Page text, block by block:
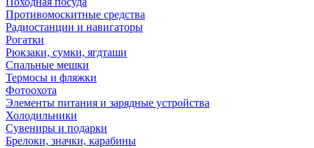
Противомоскитные средства
Радиостанции и навигаторы
Рогатки
Рюкзаки, сумки, ягдташи
Спальные мешки
Термосы и фляжки
Фотоохота
Элементы питания и зарядные устройства
Холодильники
Сувениры и подарки
Брелоки, значки, карабины